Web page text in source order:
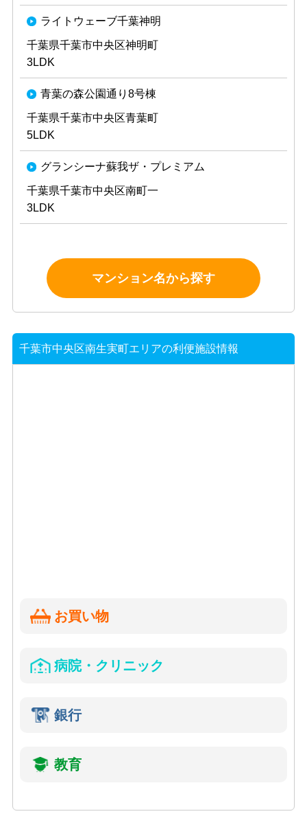
ライトウェーブ千葉神明
千葉県千葉市中央区神明町
3LDK
青葉の森公園通り8号棟
千葉県千葉市中央区青葉町
5LDK
グランシーナ蘇我ザ・プレミアム
千葉県千葉市中央区南町一
3LDK
マンション名から探す
千葉市中央区南生実町エリアの利便施設情報
お買い物
病院・クリニック
銀行
教育